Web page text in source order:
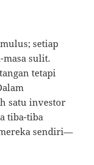
setiap
masa sulit.
tetapi
satu investor
tiba-tiba
sendiri—